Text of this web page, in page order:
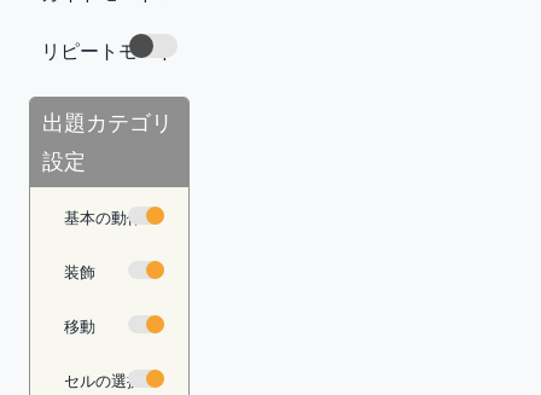
m/tech/exce
l-func-binom
コピー
リピートモード
出題カテゴリ
設定
基本の動作
装飾
移動
セルの選択